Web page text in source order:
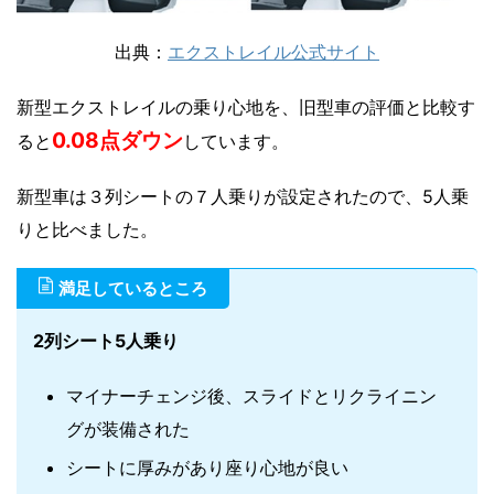
出典： エクストレイル公式サイト
新型エクストレイルの乗り心地を、旧型車の評価と比較す
ると 0.08点ダウンしています。
新型車は３列シートの７人乗りが設定されたので、5人乗
りと比べました。
満足しているところ
2列シート5人乗り
マイナーチェンジ後、スライドとリクライニン
グが装備された
シートに厚みがあり座り心地が良い